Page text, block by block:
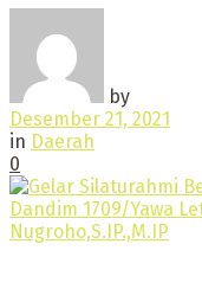
by
Desember 21, 2021
in Daerah
0